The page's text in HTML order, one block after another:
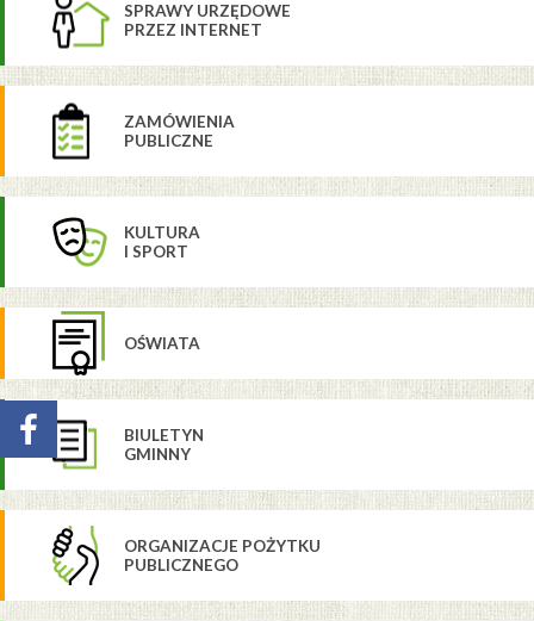
SPRAWY URZĘDOWE
PRZEZ INTERNET
ZAMÓWIENIA
PUBLICZNE
KULTURA
I SPORT
OŚWIATA
BIULETYN
GMINNY
ORGANIZACJE POŻYTKU
PUBLICZNEGO